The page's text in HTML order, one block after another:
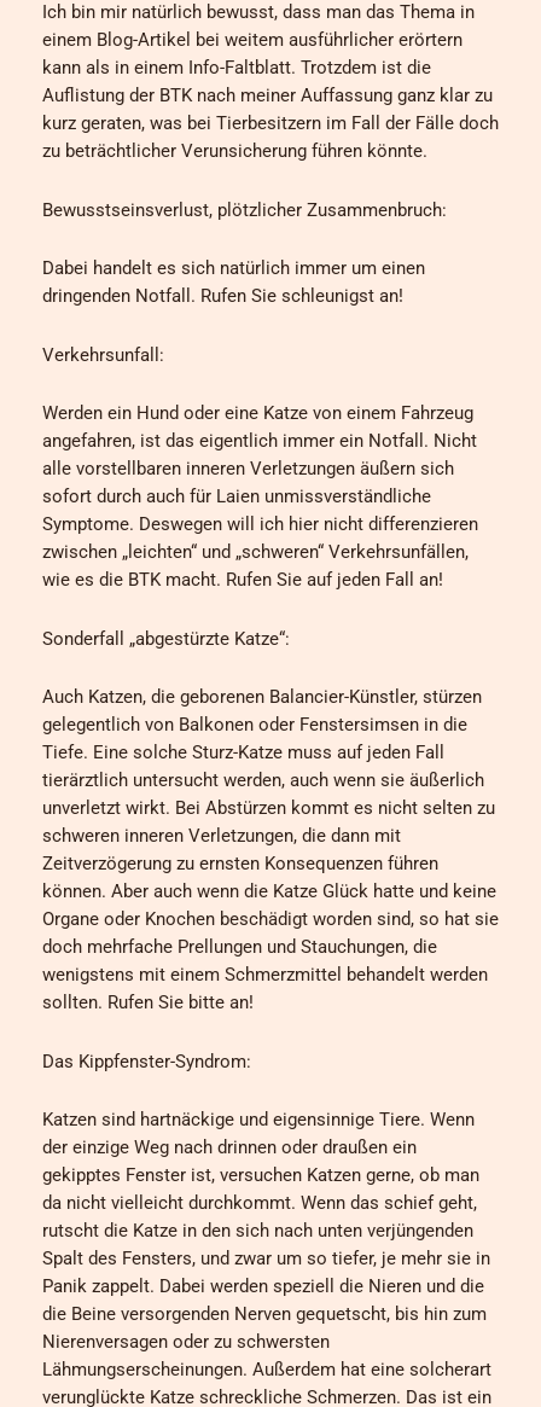
Ich bin mir natürlich bewusst, dass man das Thema in
einem Blog-Artikel bei weitem ausführlicher erörtern
kann als in einem Info-Faltblatt. Trotzdem ist die
Auflistung der BTK nach meiner Auffassung ganz klar zu
kurz geraten, was bei Tierbesitzern im Fall der Fälle doch
zu beträchtlicher Verunsicherung führen könnte.
Bewusstseinsverlust, plötzlicher Zusammenbruch:
Dabei handelt es sich natürlich immer um einen
dringenden Notfall. Rufen Sie schleunigst an!
Verkehrsunfall:
Werden ein Hund oder eine Katze von einem Fahrzeug
angefahren, ist das eigentlich immer ein Notfall. Nicht
alle vorstellbaren inneren Verletzungen äußern sich
sofort durch auch für Laien unmissverständliche
Symptome. Deswegen will ich hier nicht differenzieren
zwischen „leichten“ und „schweren“ Verkehrsunfällen,
wie es die BTK macht. Rufen Sie auf jeden Fall an!
Sonderfall „abgestürzte Katze“:
Auch Katzen, die geborenen Balancier-Künstler, stürzen
gelegentlich von Balkonen oder Fenstersimsen in die
Tiefe. Eine solche Sturz-Katze muss auf jeden Fall
tierärztlich untersucht werden, auch wenn sie äußerlich
unverletzt wirkt. Bei Abstürzen kommt es nicht selten zu
schweren inneren Verletzungen, die dann mit
Zeitverzögerung zu ernsten Konsequenzen führen
können. Aber auch wenn die Katze Glück hatte und keine
Organe oder Knochen beschädigt worden sind, so hat sie
doch mehrfache Prellungen und Stauchungen, die
wenigstens mit einem Schmerzmittel behandelt werden
sollten. Rufen Sie bitte an!
Das Kippfenster-Syndrom:
Katzen sind hartnäckige und eigensinnige Tiere. Wenn
der einzige Weg nach drinnen oder draußen ein
gekipptes Fenster ist, versuchen Katzen gerne, ob man
da nicht vielleicht durchkommt. Wenn das schief geht,
rutscht die Katze in den sich nach unten verjüngenden
Spalt des Fensters, und zwar um so tiefer, je mehr sie in
Panik zappelt. Dabei werden speziell die Nieren und die
die Beine versorgenden Nerven gequetscht, bis hin zum
Nierenversagen oder zu schwersten
Lähmungserscheinungen. Außerdem hat eine solcherart
verunglückte Katze schreckliche Schmerzen. Das ist ein